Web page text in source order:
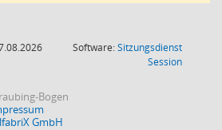
Software:Sitzungsdienst
Session(Wird in
Bogen
GmbH